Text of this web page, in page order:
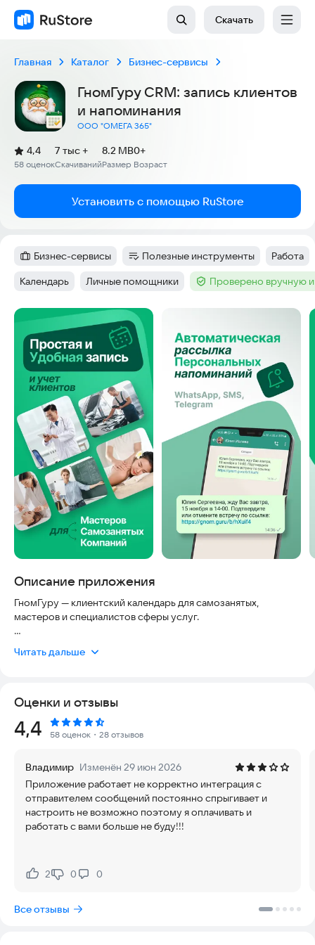
Скачать
Главная Каталог Бизнес-сервисы
ГномГуру CRM: запись клиентов
и напоминания
ООО "ОМЕГА 365"
Рейтинг:
4,4
(
58 оценок
)
Скачиваний
7 тыс +
Размер
8.2 MB
Возраст
0+
Установить с помощью RuStore
Категория :
Бизнес-сервисы Категория:
Полезные инструменты Тег:
Работа
Тег:
Календарь Тег:
Личные помощники Тег :Проверено вручную
Скриншоты
Описание приложения
ГномГуру — клиентский календарь для самозанятых,
мастеров и специалистов сферы услуг.
👤 Храните историю каждого клиента
🌐 Принимайте клиентов через онлайн-запись
В каждой встрече можно сохранить клиента, фотографии,
место, услуги, материалы, оплату и любые другие
рукой.
ГномГуру уже выбрали более 200 000 специалистов по
всему миру.
Планируйте автоматические и полуавтоматические
сообщения в MAX, Telegram и SMS*. ГномГуру подставит имя
Читать дальше
Оценки и отзывы
Рейтинг:
4,4 58 оценок ・28 отзывов
Владимир Изменён 29 июн 2026
Приложение работает не корректно интеграция с
отправителем сообщений постоянно спрыгивает и
настроить не возможно поэтому я оплачивать и
работать с вами больше не буду!!!
Нравится:
2Не нравится:
0 0
Все отзывы